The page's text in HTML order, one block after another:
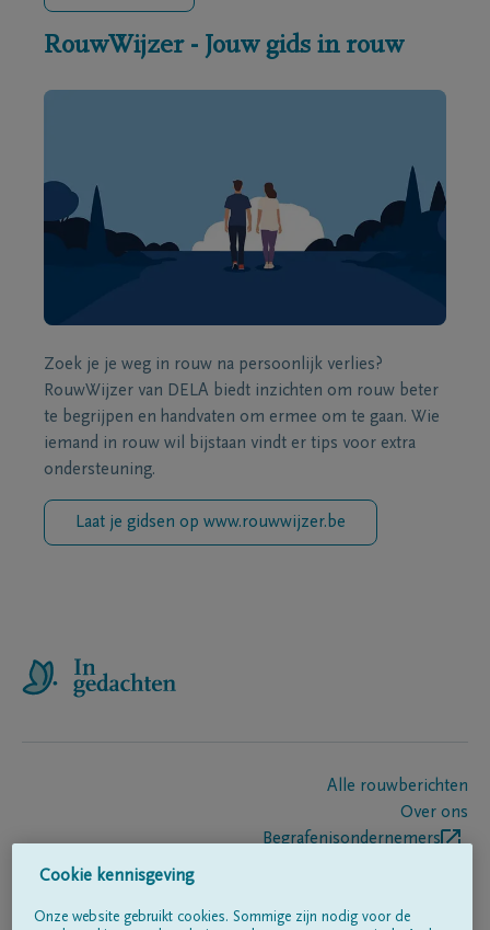
RouwWijzer - Jouw gids in rouw
Zoek je je weg in rouw na persoonlijk verlies?
RouwWijzer van DELA biedt inzichten om rouw beter
te begrijpen en handvaten om ermee om te gaan. Wie
iemand in rouw wil bijstaan vindt er tips voor extra
ondersteuning.
Laat je gidsen op www.rouwwijzer.be
Alle rouwberichten
Over ons
Begrafenisondernemers
Cookie kennisgeving
Onze website gebruikt cookies. Sommige zijn nodig voor de